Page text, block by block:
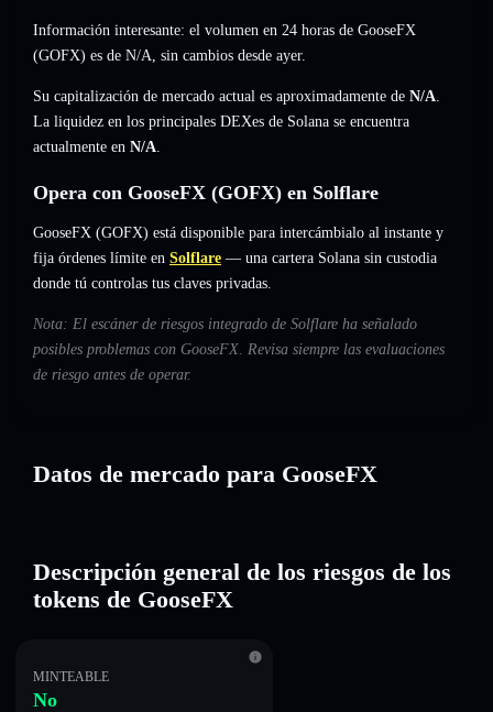
Información interesante: el volumen en 24 horas de GooseFX
(GOFX) es de N/A, sin cambios desde ayer.
Su capitalización de mercado actual es aproximadamente de N/A.
La liquidez en los principales DEXes de Solana se encuentra
actualmente en N/A.
Opera con GooseFX (GOFX) en Solflare
GooseFX (GOFX) está disponible para intercámbialo al instante y
fija órdenes límite en Solflare — una cartera Solana sin custodia
donde tú controlas tus claves privadas.
Nota: El escáner de riesgos integrado de Solflare ha señalado
posibles problemas con GooseFX. Revisa siempre las evaluaciones
de riesgo antes de operar.
Datos de mercado para GooseFX
Descripción general de los riesgos de los
tokens de GooseFX
MINTEABLE
No